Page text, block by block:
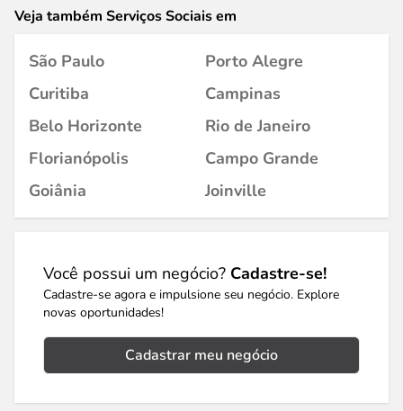
Veja também Serviços Sociais em
São Paulo
Porto Alegre
Curitiba
Campinas
Belo Horizonte
Rio de Janeiro
Florianópolis
Campo Grande
Goiânia
Joinville
Você possui um negócio? Cadastre-se!
Cadastre-se agora e impulsione seu negócio. Explore
novas oportunidades!
Cadastrar meu negócio